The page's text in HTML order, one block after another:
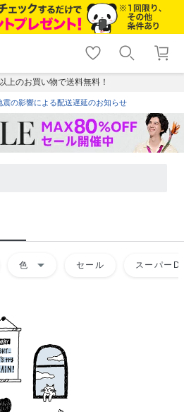
shopping_cart lock_outline
ログイン
上のお買い物で送料無料！
の影響による配送遅延のお知らせ
色 arrow_drop_down セール スーパー